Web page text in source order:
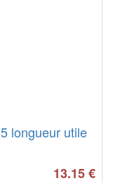
longueur utile
13.15€